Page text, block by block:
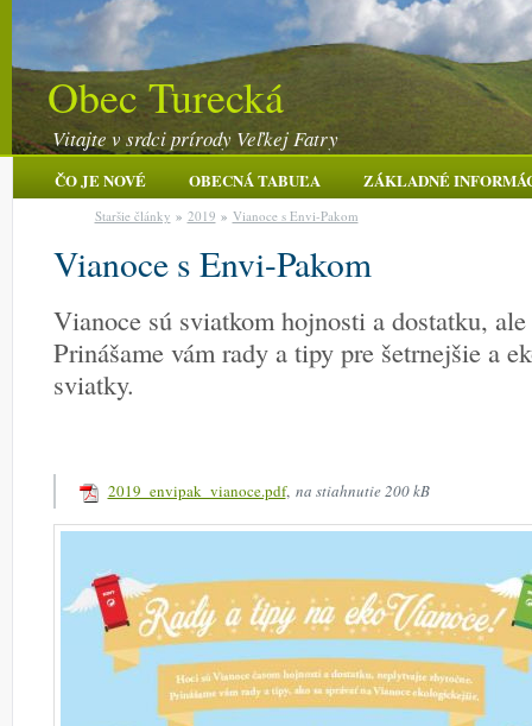
Obec Turecká
Vitajte v srdci prírody Veľkej Fatry
ČO JE NOVÉ OBECNÁ TABUĽA ZÁKLADNÉ
Vianoce s Envi-Pakom
Staršie články » 2019 » Vianoce s Envi-Pakom
Vianoce sú sviatkom hojnosti a dostatku,
Prinášame vám rady a tipy pre šetrnejšie a
sviatky.
2019_envipak_vianoce.pdf, na stiahnutie 200 kB